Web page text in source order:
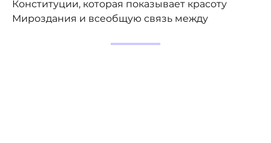
Конституции, которая показывает красоту
Мироздания и всеобщую связь между